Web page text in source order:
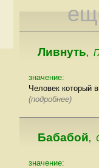
Ливнуть,
значение:
Человек который
(подробнее)
Бабабой,
значение: